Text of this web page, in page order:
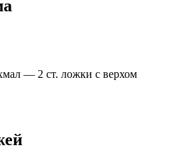
— 2 ст. ложки с верхом